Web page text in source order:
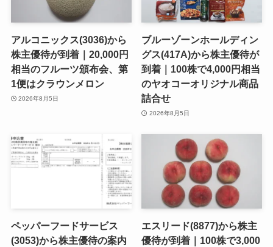
アルコニックス(3036)から
株主優待が到着｜20,000円
相当のフルーツ頒布会、第
1便はクラウンメロン
2026年8月5日
ブルーゾーンホールディン
グス(417A)から株主優待が
到着｜100株で4,000円相当
のヤオコーオリジナル商品
詰合せ
2026年8月5日
ペッパーフードサービス
(3053)から株主優待の案内
エスリード(8877)から株主
優待が到着｜100株で3,000